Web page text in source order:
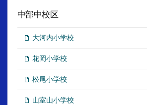
中部中校区
大河内小学校
花岡小学校
松尾小学校
山室山小学校